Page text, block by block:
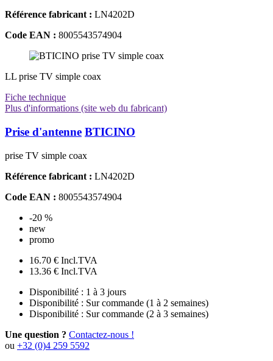
Référence fabricant : LN4202D
Code EAN : 8005543574904
LL prise TV simple coax
Fiche technique
Plus d'informations (site web du fabricant)
Prise d'antenne BTICINO
prise TV simple coax
Référence fabricant : LN4202D
Code EAN : 8005543574904
-20 %
new
promo
16.70 € Incl.TVA
13.36 € Incl.TVA
Disponibilité : 1 à 3 jours
Disponibilité : Sur commande (1 à 2 semaines)
Disponibilité : Sur commande (2 à 3 semaines)
Une question ? Contactez-nous !
ou +32 (0)4 259 5592